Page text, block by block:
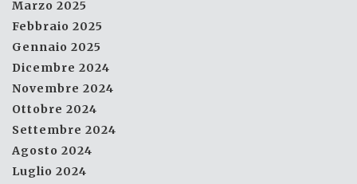
Marzo 2025
Febbraio 2025
Gennaio 2025
Dicembre 2024
Novembre 2024
Ottobre 2024
Settembre 2024
Agosto 2024
Luglio 2024